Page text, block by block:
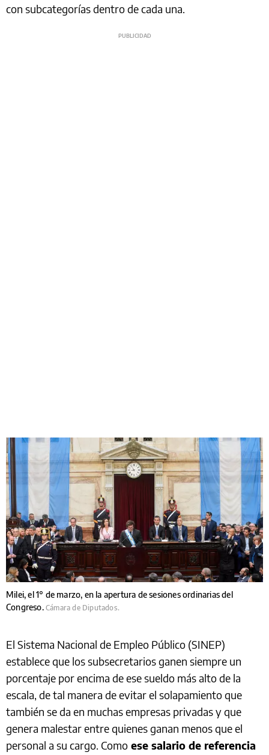
con subcategorías dentro de cada una.
Milei, el 1° de marzo, en la apertura de sesiones ordinarias del
Congreso. Cámara de Diputados.
El Sistema Nacional de Empleo Público (SINEP)
establece que los subsecretarios ganen siempre un
porcentaje por encima de ese sueldo más alto de la
escala, de tal manera de evitar el solapamiento que
también se da en muchas empresas privadas y que
genera malestar entre quienes ganan menos que el
personal a su cargo. Como ese salario de referencia